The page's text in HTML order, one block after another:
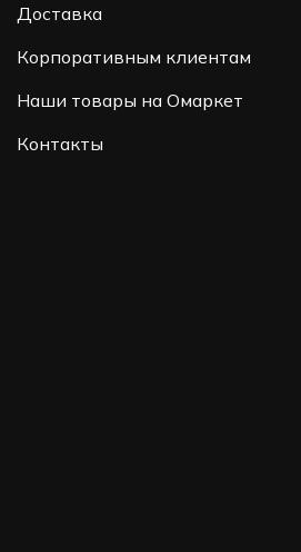
Доставка
Корпоративным клиентам
Наши товары на Омаркет
Контакты